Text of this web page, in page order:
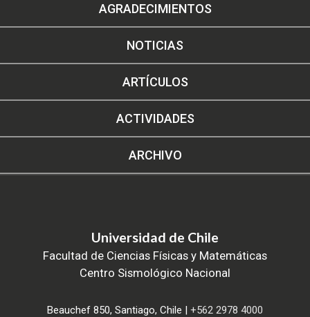
AGRADECIMIENTOS
NOTICIAS
ARTÍCULOS
ACTIVIDADES
ARCHIVO
Universidad de Chile
Facultad de Ciencias Físicas y Matemáticas
Centro Sismológico Nacional
Beauchef 850, Santiago, Chile | +562 2978 4000